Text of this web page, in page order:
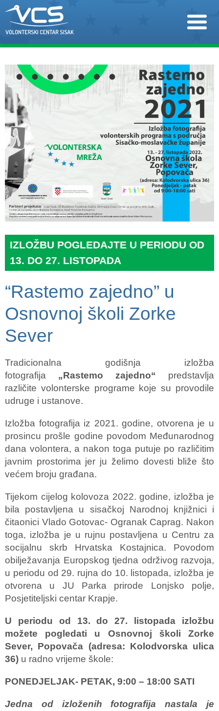
IZLOŽBU POGLEDAJTE U PERIODU OD
13. DO 27. LISTOPADA
“Rastemo zajedno” u
Osnovnoj školi Zorke
Sever
Tradicionalna godišnja izložba
fotografija „Rastemo zajedno“ predstavlja
različite volonterske programe koje su provodile
udruge i ustanove.
Izložba fotografija iz 2021. godine, otvorena je u
prosincu prošle godine povodom Međunarodnog
dana volontera, a nakon toga putuje po različitim
javnim prostorima jer ju želimo dovesti bliže što
većem broju građana.
Tijekom cijelog kolovoza 2022. godine, izložba je
bila postavljena u sisačkoj Narodnoj knjižnici i
čitaonici Vlado Gotovac- Ogranak Caprag. Nakon
toga, izložba je u rujnu postavljena u Centru za
socijalnu skrb Hrvatska Kostajnica. Povodom
obilježavanja Europskog tjedna održivog razvoja,
u periodu od 29. rujna do 10. listopada, izložba je
otvorena u JU Parka prirode Lonjsko polje,
Posjetiteljski centar Krapje.
U periodu od 13. do 27. listopada izložbu
možete pogledati u Osnovnoj školi Zorke
Sever, Popovača (adresa: Kolodvorska ulica
36) u radno vrijeme škole:
PONEDJELJAK- PETAK, 9:00 – 18:00 SATI
Jedna od izloženih fotografija nastala je